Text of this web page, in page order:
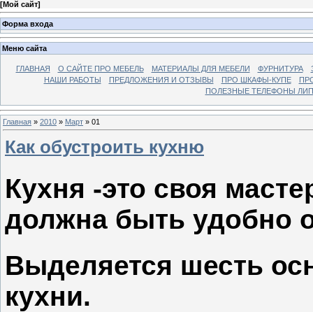
[Мой сайт]
Форма входа
Меню сайта
ГЛАВНАЯ О САЙТЕ ПРО МЕБЕЛЬ МАТЕРИАЛЫ ДЛЯ МЕБЕЛИ ФУРНИТУРА
НАШИ РАБОТЫ
ПРЕДЛОЖЕНИЯ И ОТЗЫВЫ ПРО ШКАФЫ-КУПЕ
ПОЛЕЗНЫЕ ТЕЛЕФОНЫ
Главная » 2010 » Март » 01
Как обустроить кухню
Кухня -это своя
должна быть удобно
Выделяется шесть
кухни.